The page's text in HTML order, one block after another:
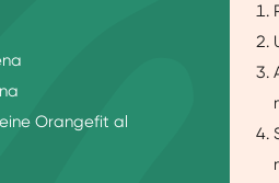
Orangefit al